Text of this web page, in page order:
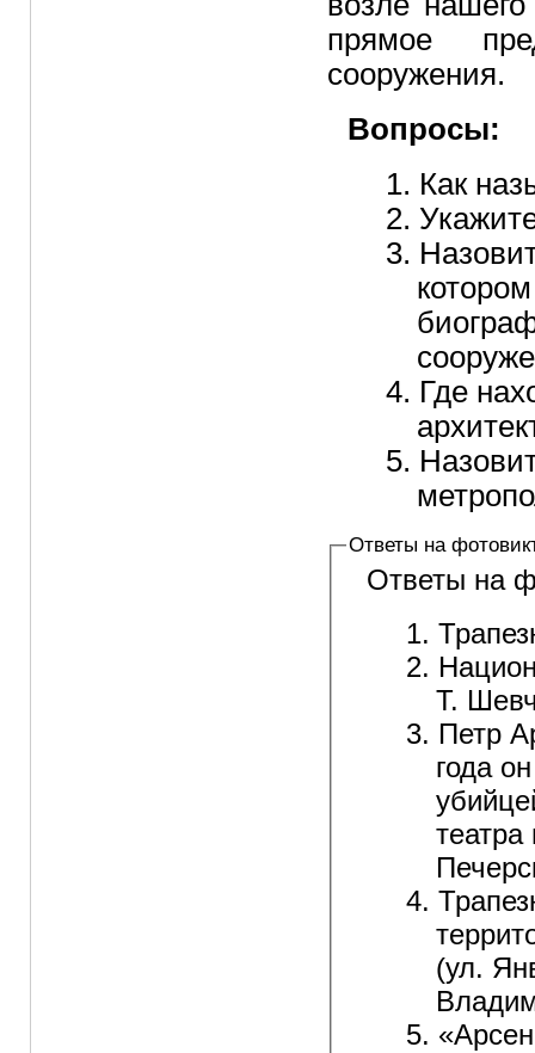
прямое
сооружения.
Вопросы:
Как
Где
Ответы на
Ответы на
Т.
Петр
года
(ул.